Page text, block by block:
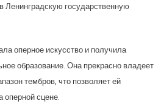
Ленинградскую государственную
оперное искусство и получила
образование. Она прекрасно владеет
тембров, что позволяет ей
оперной сцене.